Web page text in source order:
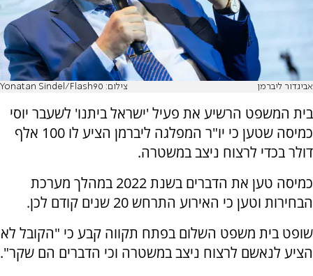
אביגדור ליברמן צילום: Yonatan Sindel/Flash90
בית המשפט הרשיע את פעיל 'ישראל ביתנו' לשעבר יוסי
כמיסה שטען כי יו"ר המפלגה ליברמן הציע לו 100 אלף
דולר בכדי לרצוח ניצב במשטרה.
כמיסה טען את הדברים בשנת 2022 במהלך מערכת
הבחירות וטען כי האירוע התרחש 20 שנים קודם לכן.
שופט בית משפט השלום בפתח תקווה קבע כי "הקובל לא
הציע לנאשם לרצוח ניצב במשטרה וכי הדברים הם שקר".